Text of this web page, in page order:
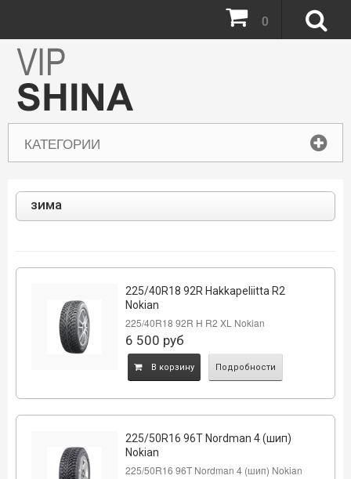
КАТЕГОРИИ
0
зима
225/40R18 92R Hakkapeliitta R2
Nokian
225/40R18 92R H R2 XL Nokian
6 500 руб
B корзину Подробности
225/50R16 96T Nordman 4 (шип)
Nokian
225/50R16 96T Nordman 4 (шип) Nokian